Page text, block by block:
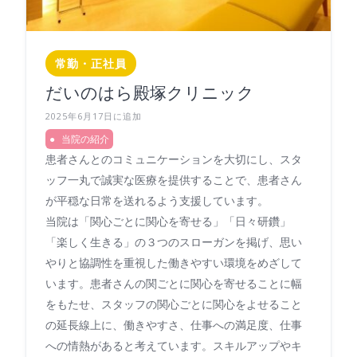
常勤・正社員
だいのはら殿塚クリニック
2025年6月17日に追加
当院の紹介
患者さんとのコミュニケーションを大切にし、スタ
ッフ一丸で誠実な医療を提供することで、患者さん
が平穏な日常を送れるよう支援しています。
当院は「関心ごとに関心を寄せる」「日々研鑽」
「楽しく生きる」の３つのスローガンを掲げ、思い
やりと協調性を重視した働きやすい環境をめざして
います。患者さんの関ごとに関心を寄せることに幅
をもたせ、スタッフの関心ごとに関心をよせること
の延長線上に、働きやすさ、仕事への満足度、仕事
への情熱があると考えています。スキルアップやキ